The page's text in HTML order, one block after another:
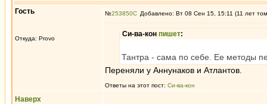
Гость
Откуда: Provo
№253850 Добавлено: Вт 08 Сен 15, 15:11 (11 лет
Си-ва-кон пишет:
Тантра - сама по себе. Ее методы
Переняли у Аннунаков и Атлантов.
Ответы на этот пост: Си-ва-кон
Наверх